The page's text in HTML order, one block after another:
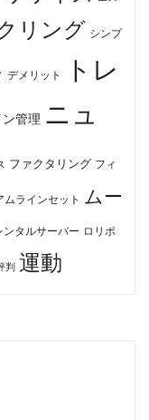
リング シンプ
デメリット
トレ
ン管理 ニュ
ファクタリング フィ
ラインセット ムー
ンタルサーバー ロリポ
判 運動